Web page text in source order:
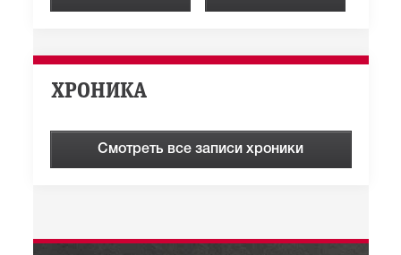
ХРОНИКА
Смотреть все записи хроники